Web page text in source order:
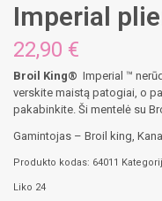
Imperial
22,90 €
Broil King® Imperial ™
verskite maistą patogiai, o
pakabinkite. Ši mentelė su
Gamintojas – Broil king,
Produkto kodas: 64011
Liko 24